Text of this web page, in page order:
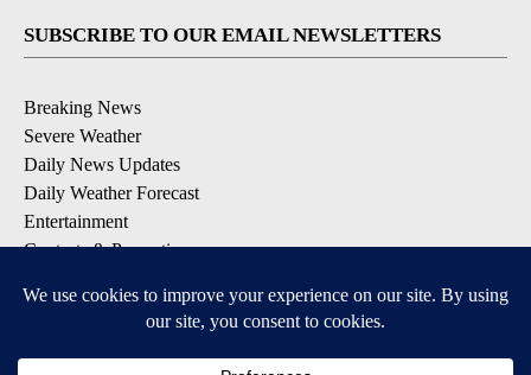
SUBSCRIBE TO OUR EMAIL NEWSLETTERS
Breaking News
Severe Weather
Daily News Updates
Daily Weather Forecast
Entertainment
Contests & Promotions
DOWNLOAD OUR APPS